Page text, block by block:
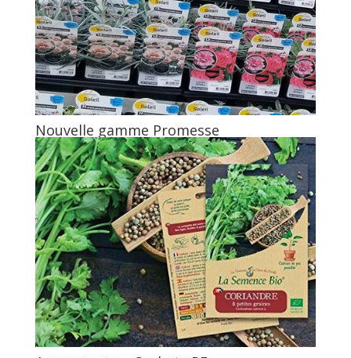
Nouvelle gamme Promesse